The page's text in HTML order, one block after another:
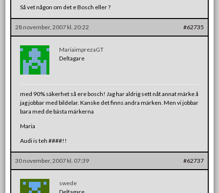
Så vet någon om det e Bosch eller ?
28 november, 2007 kl. 20:22 #62735
MariaimprezaGT
Deltagare
med 90% säkerhet så ere bosch! Jag har aldrig sett nåt annat märke å
jag jobbar med bildelar. Kanske det finns andra märken. Men vi jobbar
bara med de bästa märkerna
Maria
Audi is teh ####!!
30 november, 2007 kl. 07:39 #62737
swede